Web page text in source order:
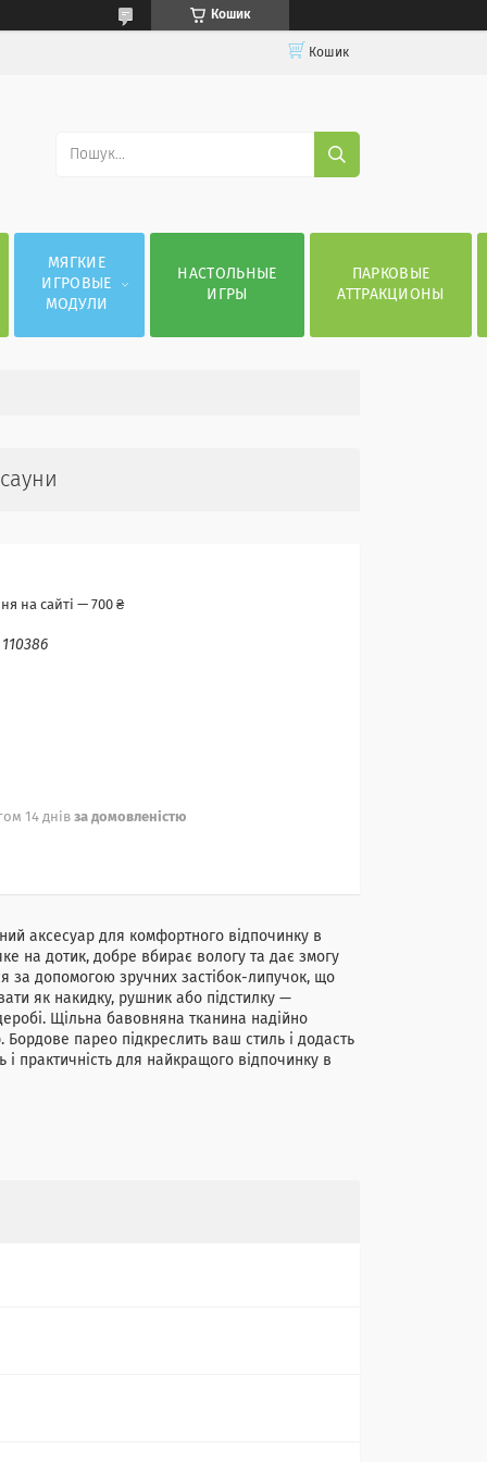
Кошик
Кошик
МЯГКИЕ
ИГРОВЫЕ
МОДУЛИ
НАСТОЛЬНЫЕ
ИГРЫ
ПАРКОВЫЕ
АТТРАКЦИОНЫ
на сайті — 700 ₴
110386
14 днів за домовленістю
аксесуар для комфортного відпочинку в
на дотик, добре вбирає вологу та дає змогу
за допомогою зручних застібок-липучок, що
як накидку, рушник або підстилку —
Щільна бавовняна тканина надійно
парео підкреслить ваш стиль і додасть
і практичність для найкращого відпочинку в